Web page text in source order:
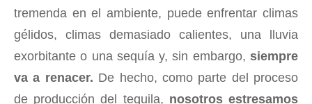
tremenda en el ambiente, puede enfrentar climas
gélidos, climas demasiado calientes, una lluvia
exorbitante o una sequía y, sin embargo, siempre
va a renacer. De hecho, como parte del proceso
de producción del tequila, nosotros estresamos